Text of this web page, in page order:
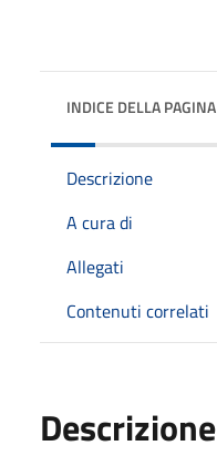
INDICE DELLA PAGINA
Descrizione
A cura di
Allegati
Contenuti correlati
Descrizione